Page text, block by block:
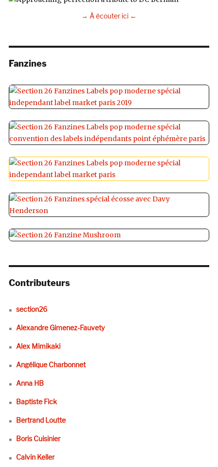
→ À écouter ici ←
Fanzines
Contributeurs
section26
Alexandre Gimenez-Fauvety
Alex Mimikaki
Angélique Charbonnet
Anna HB
Baptiste Fick
Bertrand Loutte
Boris Cuisinier
Calvin Keller